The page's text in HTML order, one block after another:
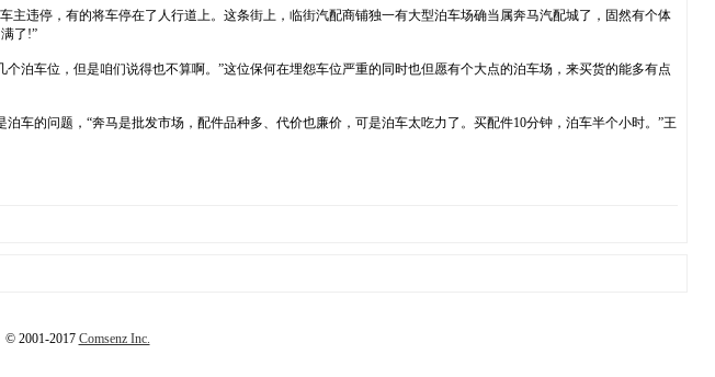
违停，有的将车停在了人行道上。这条街上，临街汽配商铺独一有大型泊车场确当属奔马汽配城了，固然有个体
了!”
泊车位，但是咱们说得也不算啊。”这位保何在埋怨车位严重的同时也但愿有个大点的泊车场，来买货的能多有点
的问题，“奔马是批发市场，配件品种多、代价也廉价，可是泊车太吃力了。买配件10分钟，泊车半个小时。”王
2001-2017 Comsenz Inc.